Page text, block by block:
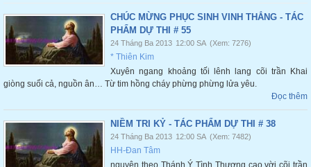
CHÚC MỪNG PHỤC SINH VINH THẮNG - TÁC
PHẨM DỰ THI # 55
24 Tháng Ba 2013 12:00 SA (Xem: 7276)
* Thiên Kim
Xuyên ngang khoảng tối lênh lang cõi trần Khai
giòng suối cả, nguồn ân… Từ tim hồng cháy phừng phừng lửa yêu.
Đọc thêm
NIỀM TRI KỶ - TÁC PHẨM DỰ THI # 38
24 Tháng Ba 2013 12:00 SA (Xem: 7482)
HH-Đan Tâm
nguyện theo Thánh Ý Tình Thương cao vời cõi trần